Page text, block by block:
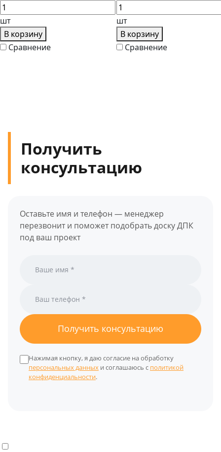
шт
В корзину
Сравнение
шт
В корзину
Сравнение
Получить
консультацию
Оставьте имя и телефон — менеджер
перезвонит и поможет подобрать доску ДПК
под ваш проект
Получить консультацию
Нажимая кнопку, я даю согласие на обработку
персональных данных и соглашаюсь с политикой
конфиденциальности.